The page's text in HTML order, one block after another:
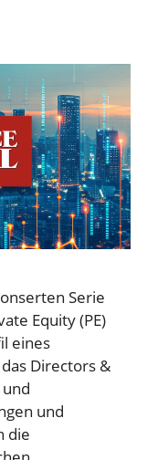
Serie
Equity (PE)
eines
Directors &
und
die